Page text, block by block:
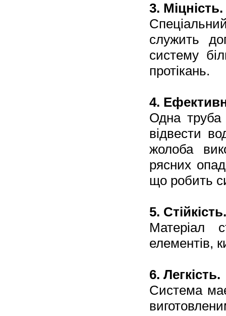
3. Міцність.
служить
систему
протікань.
4.
Одна
відвести
жолоба
рясних
що робить
5. Стійкість.
Матеріал
елементів,
6. Легкість.
Система